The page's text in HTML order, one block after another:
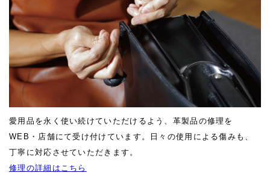
愛用品を永く使い続けていただけるよう、革製品の修理を
WEB・店舗にて受け付けています。日々の使用による傷みも、
丁寧に対応させていただきます。
修理の詳細はこちら